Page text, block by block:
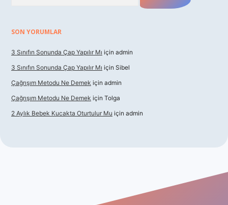
SON YORUMLAR
3 Sınıfın Sonunda Çap Yapılır Mı için admin
3 Sınıfın Sonunda Çap Yapılır Mı için Sibel
Çağrışım Metodu Ne Demek için admin
Çağrışım Metodu Ne Demek için Tolga
2 Aylık Bebek Kucakta Oturtulur Mu için admin